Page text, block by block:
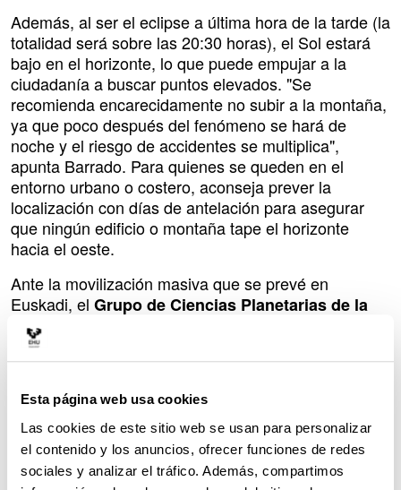
Esta página web usa cookies
Las cookies de este sitio web se usan para personalizar
el contenido y los anuncios, ofrecer funciones de redes
sociales y analizar el tráfico. Además, compartimos
Además, al ser el eclipse a última hora de la tarde (la
totalidad será sobre las 20:30 horas), el Sol estará
bajo en el horizonte, lo que puede empujar a la
ciudadanía a buscar puntos elevados. "Se
recomienda encarecidamente no subir a la montaña,
ya que poco después del fenómeno se hará de
noche y el riesgo de accidentes se multiplica",
apunta Barrado. Para quienes se queden en el
entorno urbano o costero, aconseja prever la
localización con días de antelación para asegurar
que ningún edificio o montaña tape el horizonte
hacia el oeste.
Ante la movilización masiva que se prevé en
Euskadi, el Grupo de Ciencias Planetarias de la
EHU
coordinación con las instituciones. El Gobierno
Vasco ha lanzado el portal oficial
eklipsea.euskadi.eus
centralizar todas las recomendaciones de seguridad,
pautas de prevención y el catálogo de actividades
divulgativas que se organizarán en el territorio.
EHUpodcast: la ciencia que se escucha